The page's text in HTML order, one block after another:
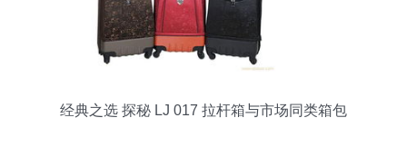
经典之选 探秘 LJ 017 拉杆箱与市场同类箱包